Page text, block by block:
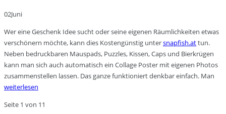
02Juni
Wer eine Geschenk Idee sucht oder seine eigenen Räumlichkeiten etwas
verschönern möchte, kann dies Kostengünstig untersnapfish.attun.
Neben bedruckbaren Mauspads, Puzzles, Kissen, Caps und Bierkrügen
kann man sich auch automatisch ein Collage Poster mit eigenen Photos
zusammenstellen lassen. Das ganze funktioniert denkbar einfach. Man
weiterlesen
Seite 1 von 11